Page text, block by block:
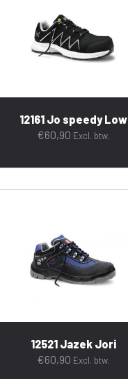
12161 Jo speedy Low
€60,90 Excl. btw.
12521 Jazek Jori
€60,90 Excl. btw.